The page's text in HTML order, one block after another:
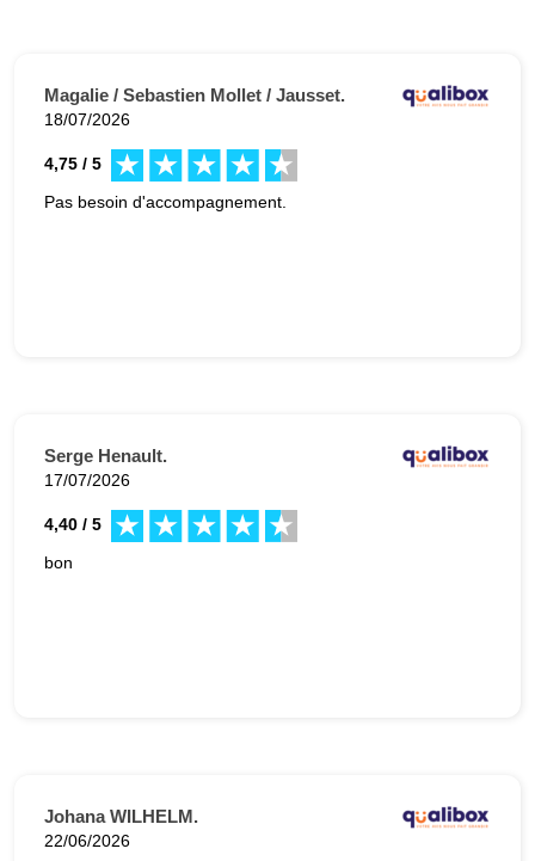
Magalie / Sebastien Mollet / Jausset.
18/07/2026
4,75 / 5
Pas besoin d'accompagnement.
Serge Henault.
17/07/2026
4,40 / 5
bon
Johana WILHELM.
22/06/2026